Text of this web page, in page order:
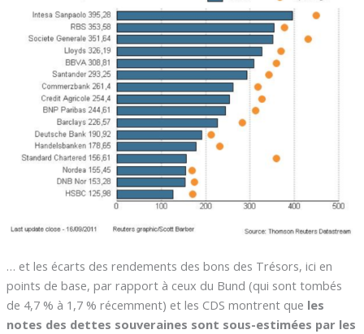
… et les écarts des rendements des bons des Trésors, ici en
points de base, par rapport à ceux du Bund (qui sont tombés
de 4,7 % à 1,7 % récemment) et les CDS montrent que les
notes des dettes souveraines sont sous-estimées par les